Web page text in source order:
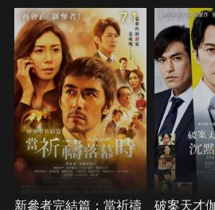
剝繭後浮出水面的不僅是真相，還
感…
7.1
新參者完結篇：當祈禱
破案天才